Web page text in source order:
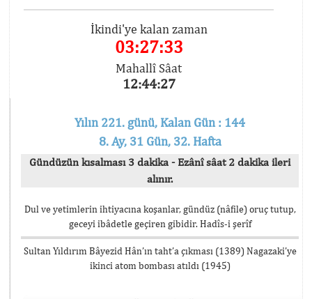
İkindi'ye kalan zaman
03:27:32
Mahallî Sâat
12:44:28
Yılın 221. günü, Kalan Gün : 144
8. Ay, 31 Gün, 32. Hafta
Gündüzün kısalması 3 dakika - Ezânî sâat 2 dakika ileri
alınır.
Dul ve yetimlerin ihtiyacına koşanlar, gündüz (nâfile) oruç tutup,
geceyi ibâdetle geçiren gibidir. Hadîs-i şerîf
Sultan Yıldırım Bâyezid Hân’ın taht’a çıkması (1389) Nagazaki’ye
ikinci atom bombası atıldı (1945)